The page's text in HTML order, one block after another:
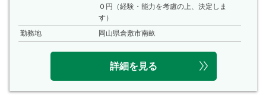
０円（経験・能力を考慮の上、決定しま
す）
勤務地
岡山県倉敷市南畝
詳細を見る